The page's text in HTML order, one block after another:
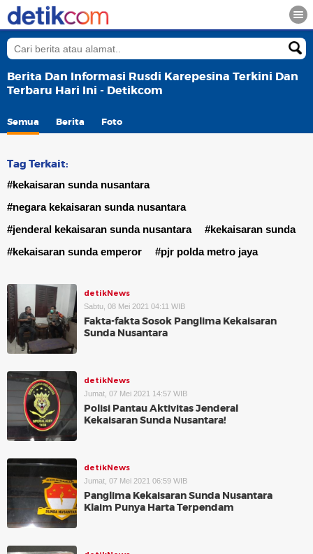
Berita Dan Informasi Rusdi Karepesina Terkini Dan
Terbaru Hari Ini - Detikcom
Semua Berita Foto
Tag Terkait:
#kekaisaran sunda nusantara
#negara kekaisaran sunda nusantara
#jenderal kekaisaran sunda nusantara
#kekaisaran sunda
#kekaisaran sunda emperor
#pjr polda metro jaya
detikNews
Sabtu, 08 Mei 2021 04:11 WIB
Fakta-fakta Sosok Panglima Kekaisaran
Sunda Nusantara
detikNews
Jumat, 07 Mei 2021 14:57 WIB
Polisi Pantau Aktivitas Jenderal
Kekaisaran Sunda Nusantara!
detikNews
Jumat, 07 Mei 2021 06:59 WIB
Panglima Kekaisaran Sunda Nusantara
Klaim Punya Harta Terpendam